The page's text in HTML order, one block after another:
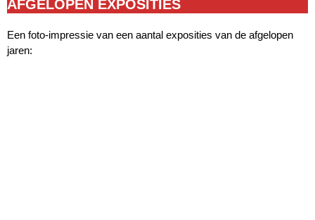
AFGELOPEN EXPOSITIES
Een foto-impressie van een aantal exposities van de afgelopen
jaren: